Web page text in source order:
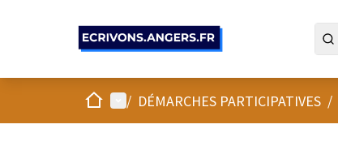
AccueilMenu principal
/ DÉMARCHES PARTICIPATIVES /